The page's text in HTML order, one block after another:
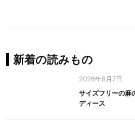
新着の読みもの
2026年8月7日
サイズフリーの麻
ディース